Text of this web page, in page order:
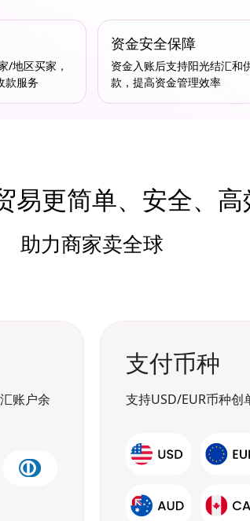
/地区买家，
款服务
资金安全保障
资金入账后支持阳光结汇和
款，提高资金管理效率
易更简单、安全、高
助力商家卖全球
账户余
支付币种
支持USD/EUR币种